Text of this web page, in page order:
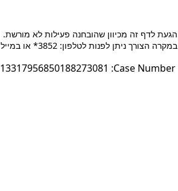
הגעת לדף זה מכיוון שהובחנה פעילות לא מורשת.
במקרה הצורך ניתן לפנות לטלפון: 3852* או במייל לכתובת Courtinfo@court.gov.il עם מספר הפעולה בעת הפנייה.
Case Number:
13317956850188273081